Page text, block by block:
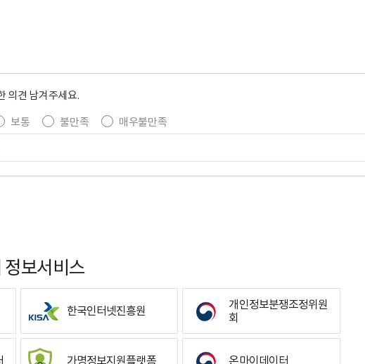
의견 남겨주세요.
보통 불만족
매우불만족
보서비스
한국인터넷진흥원
개인정보분쟁조정위원
회
가명정보지원플랫폼 온마이데이터